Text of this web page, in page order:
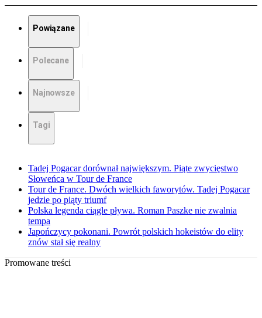
Powiązane
Polecane
Najnowsze
Tagi
Tadej Pogacar dorównał największym. Piąte zwycięstwo
Słoweńca w Tour de France
Tour de France. Dwóch wielkich faworytów. Tadej Pogacar
jedzie po piąty triumf
Polska legenda ciągle pływa. Roman Paszke nie zwalnia
tempa
Japończycy pokonani. Powrót polskich hokeistów do elity
znów stał się realny
Promowane treści